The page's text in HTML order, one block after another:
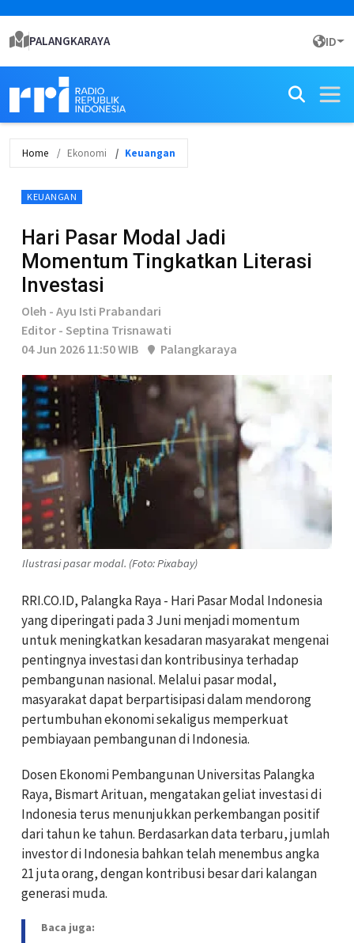
PALANGKARAYA ID
Home Ekonomi Keuangan
KEUANGAN
Hari Pasar Modal Jadi
Momentum Tingkatkan Literasi
Investasi
Oleh - Ayu Isti Prabandari
Editor - Septina Trisnawati
04 Jun 2026 11:50 WIB
Palangkaraya
Ilustrasi pasar modal. (Foto: Pixabay)
RRI.CO.ID, Palangka Raya - Hari Pasar Modal Indonesia
yang diperingati pada 3 Juni menjadi momentum
untuk meningkatkan kesadaran masyarakat mengenai
pentingnya investasi dan kontribusinya terhadap
pembangunan nasional. Melalui pasar modal,
masyarakat dapat berpartisipasi dalam mendorong
pertumbuhan ekonomi sekaligus memperkuat
pembiayaan pembangunan di Indonesia.
Dosen Ekonomi Pembangunan Universitas Palangka
Raya, Bismart Arituan, mengatakan geliat investasi di
Indonesia terus menunjukkan perkembangan positif
dari tahun ke tahun. Berdasarkan data terbaru, jumlah
investor di Indonesia bahkan telah menembus angka
21 juta orang, dengan kontribusi besar dari kalangan
generasi muda.
Baca juga: